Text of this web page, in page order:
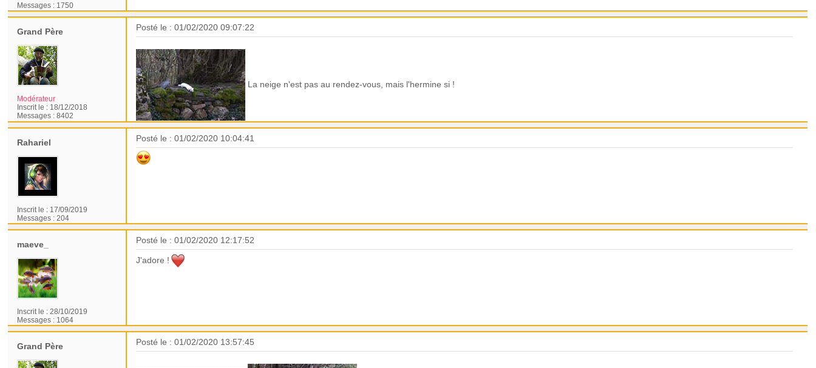
Messages : 1750
Grand Père
Modérateur
Inscrit le : 18/12/2018
Messages :8402
Posté le : 01/02/2020 09:07:22
La neige n'est pas au rendez-vous, mais l'hermine si !
Rahariel
Inscrit le : 17/09/2019
Messages :204
Posté le : 01/02/2020 10:04:41
maeve_
Inscrit le :28/10/2019
Messages : 1064
Posté le : 01/02/2020 12:17:52
J'adore !
Grand Père Posté le : 01/02/2020 13:57:45